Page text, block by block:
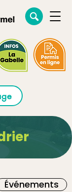
Événements